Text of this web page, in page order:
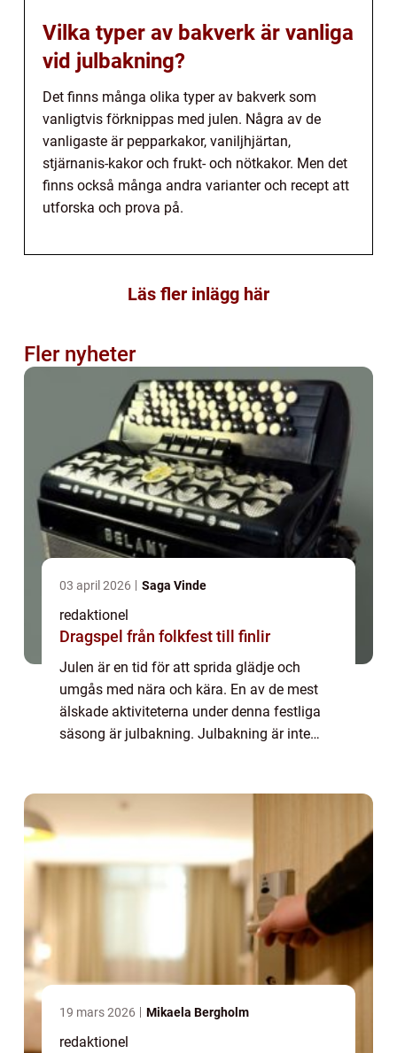
Vilka typer av bakverk är vanliga
vid julbakning?
Det finns många olika typer av bakverk som
vanligtvis förknippas med julen. Några av de
vanligaste är pepparkakor, vaniljhjärtan,
stjärnanis-kakor och frukt- och nötkakor. Men det
finns också många andra varianter och recept att
utforska och prova på.
Läs fler inlägg här
Fler nyheter
03 april 2026 Saga Vinde
redaktionel
Dragspel från folkfest till finlir
Julen är en tid för att sprida glädje och
umgås med nära och kära. En av de mest
älskade aktiviteterna under denna festliga
säsong är julbakning. Julbakning är inte
19 mars 2026 Mikaela Bergholm
redaktionel